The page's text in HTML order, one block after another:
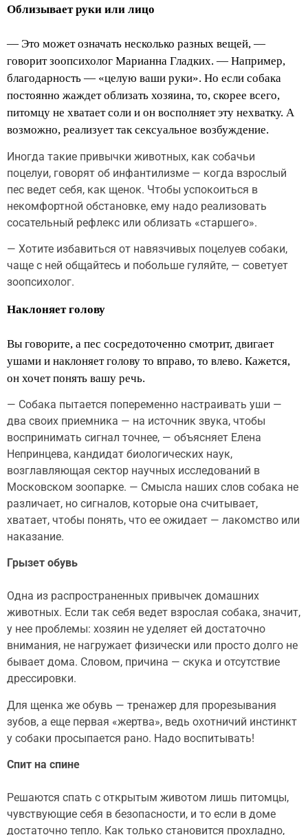
Облизывает руки или лицо
— Это может означать несколько разных вещей, —
говорит зоопсихолог Марианна Гладких. — Например,
благодарность — «целую ваши руки». Но если собака
постоянно жаждет облизать хозяина, то, скорее всего,
питомцу не хватает соли и он восполняет эту нехватку. А
возможно, реализует так сексуальное возбуждение.
Иногда такие привычки животных, как собачьи
поцелуи, говорят об инфантилизме — когда взрослый
пес ведет себя, как щенок. Чтобы успокоиться в
некомфортной обстановке, ему надо реализовать
сосательный рефлекс или облизать «старшего».
— Хотите избавиться от навязчивых поцелуев собаки,
чаще с ней общайтесь и побольше гуляйте, — советует
зоопсихолог.
Наклоняет голову
Вы говорите, а пес сосредоточенно смотрит, двигает
ушами и наклоняет голову то вправо, то влево. Кажется,
он хочет понять вашу речь.
— Собака пытается попеременно настраивать уши —
два своих приемника — на источник звука, чтобы
воспринимать сигнал точнее, — объясняет Елена
Непринцева, кандидат биологических наук,
возглавляющая сектор научных исследований в
Московском зоопарке. — Смысла наших слов собака не
различает, но сигналов, которые она считывает,
хватает, чтобы понять, что ее ожидает — лакомство или
наказание.
Грызет обувь
Одна из распространенных привычек домашних
животных. Если так себя ведет взрослая собака, значит,
у нее проблемы: хозяин не уделяет ей достаточно
внимания, не нагружает физически или просто долго не
бывает дома. Словом, причина — скука и отсутствие
дрессировки.
Для щенка же обувь — тренажер для прорезывания
зубов, а еще первая «жертва», ведь охотничий инстинкт
у собаки просыпается рано. Надо воспитывать!
Спит на спине
Решаются спать с открытым животом лишь питомцы,
чувствующие себя в безопасности, и то если в доме
достаточно тепло. Как только становится прохладно,